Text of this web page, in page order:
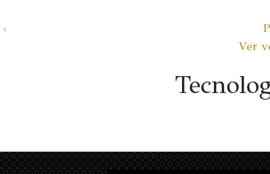
‹
Ver